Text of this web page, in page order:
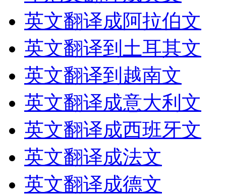
英文翻译成阿拉伯文
英文翻译到土耳其文
英文翻译到越南文
英文翻译成意大利文
英文翻译成西班牙文
英文翻译成法文
英文翻译成德文